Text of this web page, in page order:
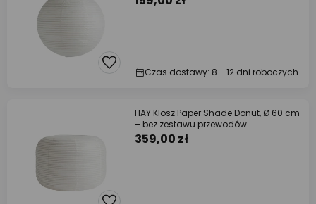
Czas dostawy: 8 - 12 dni roboczych
HAY Klosz Paper Shade Donut, Ø 60 cm
– bez zestawu przewodów
359,00 zł